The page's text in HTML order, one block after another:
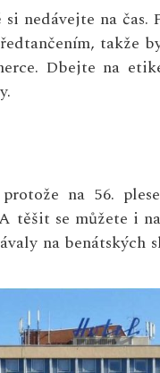
nedávejte na
takže
Dbejte na
na 56.
těšit se můžete i
na benátských